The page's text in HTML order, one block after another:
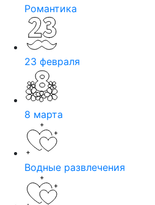
Романтика
23 февраля
8 марта
Водные развлечения